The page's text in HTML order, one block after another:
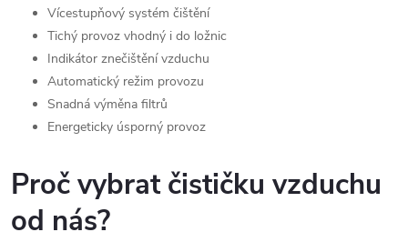
Vícestupňový systém čištění
Tichý provoz vhodný i do ložnic
Indikátor znečištění vzduchu
Automatický režim provozu
Snadná výměna filtrů
Energeticky úsporný provoz
Proč vybrat čističku vzduchu
od nás?